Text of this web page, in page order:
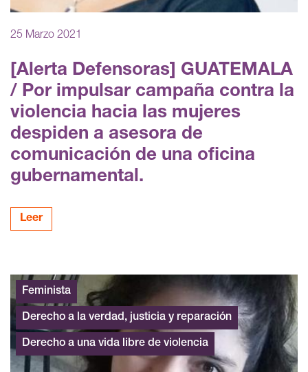
25 Marzo 2021
[Alerta Defensoras] GUATEMALA
/ Por impulsar campaña contra la
violencia hacia las mujeres
despiden a asesora de
comunicación de una oficina
gubernamental.
Leer
Feminista
Derecho a la verdad, justicia y reparación
Derecho a una vida libre de violencia